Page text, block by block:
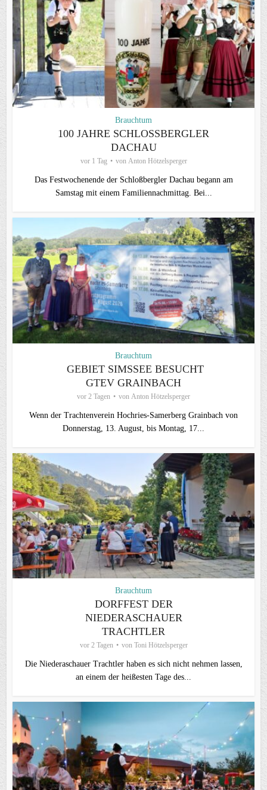
Brauchtum
100 JAHRE SCHLOSSBERGLER D
ACHAU
vor 1 Tag von Anton Hötzelsperger
Das Festwochenende der Schloßbergler Dachau begann am
Samstag mit einem Familiennachmittag. Bei...
Brauchtum
GEBIET SIMSSEE BESUCHT
GTEV GRAINBACH
vor 2 Tagen von Anton Hötzelsperger
Wenn der Trachtenverein Hochries-Samerberg Grainbach von
Donnerstag, 13. August, bis Montag, 17...
Brauchtum
DORFFEST DER
NIEDERASCHAUER
TRACHTLER
vor 2 Tagen von Toni Hötzelsperger
Die Niederaschauer Trachtler haben es sich nicht nehmen lassen,
an einem der heißesten Tage des...